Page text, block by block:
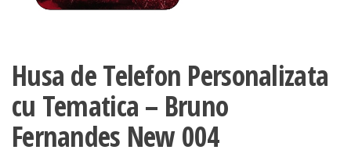
Husa de Telefon Personalizata
cu Tematica – Bruno
Fernandes New 004